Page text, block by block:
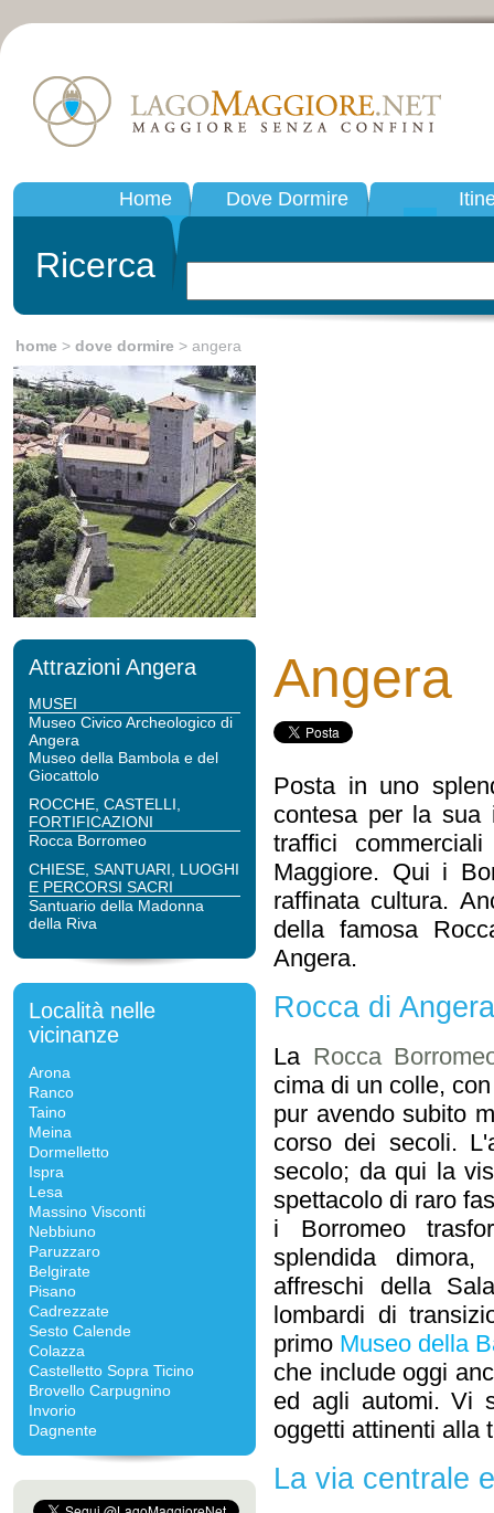
Home Dove Dormire
Ricerca
home > dove dormire > angera
Attrazioni Angera
MUSEI
Museo Civico Archeologico di
Angera
Museo della Bambola e del
Giocattolo
ROCCHE, CASTELLI,
FORTIFICAZIONI
Rocca Borromeo
CHIESE, SANTUARI, LUOGHI
E PERCORSI SACRI
Santuario della Madonna
della Riva
Località nelle
vicinanze
Arona
Ranco
Taino
Meina
Dormelletto
Ispra
Lesa
Massino Visconti
Nebbiuno
Paruzzaro
Belgirate
Pisano
Cadrezzate
Sesto Calende
Colazza
Castelletto Sopra Ticino
Brovello Carpugnino
Invorio
Dagnente
Angera
Posta in uno
contesa per la sua
traffici
Maggiore. Qui i
raffinata cultura.
della famosa
Angera.
Rocca di Angera
La Rocca
cima di un colle,
pur avendo subito
corso dei secoli.
secolo; da qui la
spettacolo di raro
i Borromeo
splendida
affreschi della
lombardi di
primo Museo della
che include oggi
ed agli automi. Vi
oggetti attinenti alla
La via centrale